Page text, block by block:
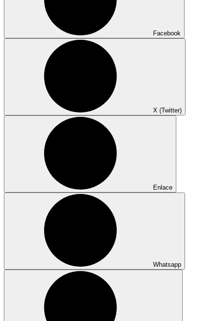
Facebook
X (Twitter)
Enlace
Whatsapp